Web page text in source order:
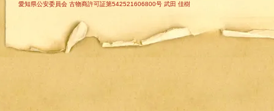
愛知県公安委員会 古物商許可証第542521606800号 武田 佳樹